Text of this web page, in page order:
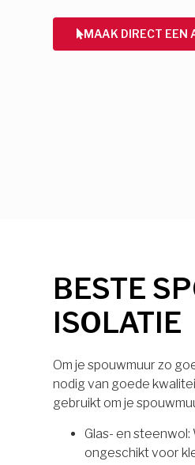
MAAK DIRECT EEN
BESTE
ISOLATIE
Om je spouwmuur zo
nodig van goede
gebruikt om je
Glas- en
ongeschikt voor